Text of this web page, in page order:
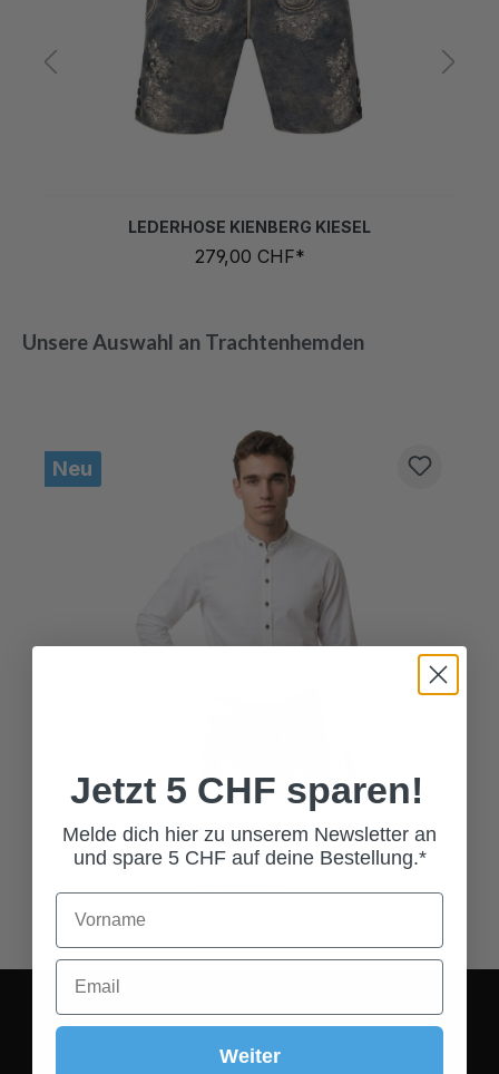
46 48(Diese Option ist zurzeit nicht verfügbar.)
50 (Diese Option ist zurzeit nicht verfügbar.)
56 58 60
LEDERHOSE KIENBERG KIESEL
279,00 CHF*
Unsere Auswahl an Trachtenhemden
Produktgalerie überspringen
Neu
TRACHTENHEMD ELIO SLIM FIT WEISS ANTHRAZIT
So erreichen Sie uns
Jetzt 5 CHF sparen!
Melde dich hier zu unserem Newsletter an
und spare 5 CHF auf deine Bestellung.*
Weiter